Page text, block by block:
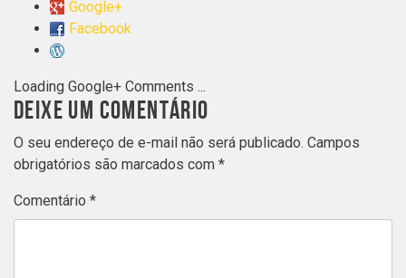
Google+
Facebook
Loading Google+ Comments ...
DEIXE UM COMENTÁRIO
O seu endereço de e-mail não será publicado. Campos
obrigatórios são marcados com *
Comentário *